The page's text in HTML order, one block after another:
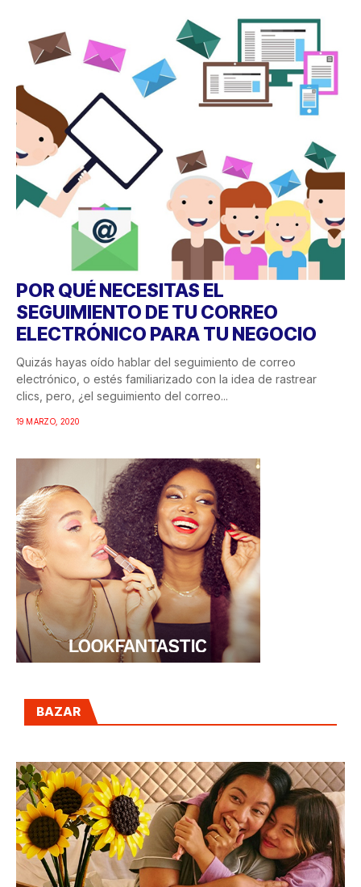
POR QUÉ NECESITAS EL
SEGUIMIENTO DE TU CORREO
ELECTRÓNICO PARA TU NEGOCIO
Quizás hayas oído hablar del seguimiento de correo
electrónico, o estés familiarizado con la idea de rastrear
clics, pero, ¿el seguimiento del correo...
19 MARZO, 2020
BAZAR